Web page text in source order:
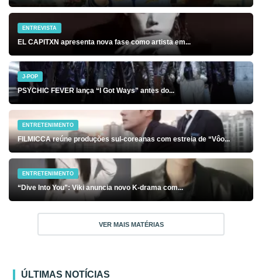
ENTREVISTA
EL CAPITXN apresenta nova fase como artista em...
J-POP
PSYCHIC FEVER lança “I Got Ways” antes do...
ENTRETENIMENTO
FILMICCA reúne produções sul-coreanas com estreia de “Vôo...
ENTRETENIMENTO
“Dive Into You”: Viki anuncia novo K-drama com...
VER MAIS MATÉRIAS
ÚLTIMAS NOTÍCIAS